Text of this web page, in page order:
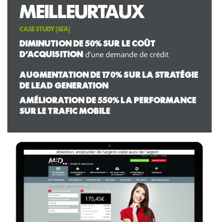
MEILLEURTAUX
CASE STUDY [ SEA
DIMINUTION DE 50% SUR LE COÛT
D’ACQUISITION d’une demande de crédit
AUGMENTATION DE 170% SUR LA STRATÉGIE
DE LEAD GENERATION
AMÉLIORATION DE 550% LA PERFORMANCE
SUR LE TRAFIC MOBILE